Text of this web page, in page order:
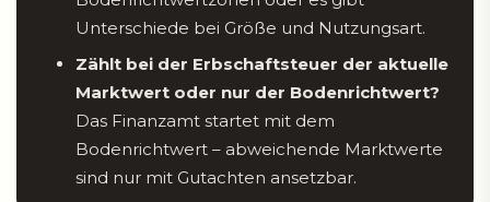
Unterschiede bei Größe und Nutzungsart.
Zählt bei der Erbschaftsteuer der aktuelle
Marktwert oder nur der Bodenrichtwert?
Das Finanzamt startet mit dem
Bodenrichtwert – abweichende Marktwerte
sind nur mit Gutachten ansetzbar.